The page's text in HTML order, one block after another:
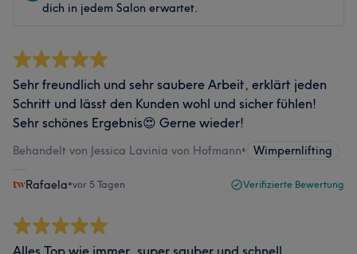
dich in jedem Salon erwartet.
Sehr freundlich und sehr saubere Arbeit, erklärt jeden
Schritt und lässt den Kunden wohl und sicher fühlen!
Sehr schönes Ergebnis😍 Gerne wieder!
Behandelt von Jessica Lavinia von Hofmann• Wimpernlifting
Rafaela•vor 5 Tagen Verifizierte Bewertung
Alles Top wie immer, super sauber und schnell